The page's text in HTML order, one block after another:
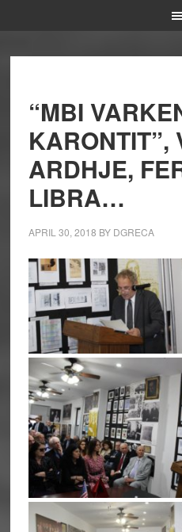
“MBI
KARONTIT”,
ARDHJE,
LIBRA…
APRIL 30, 2018 BY DGRECA